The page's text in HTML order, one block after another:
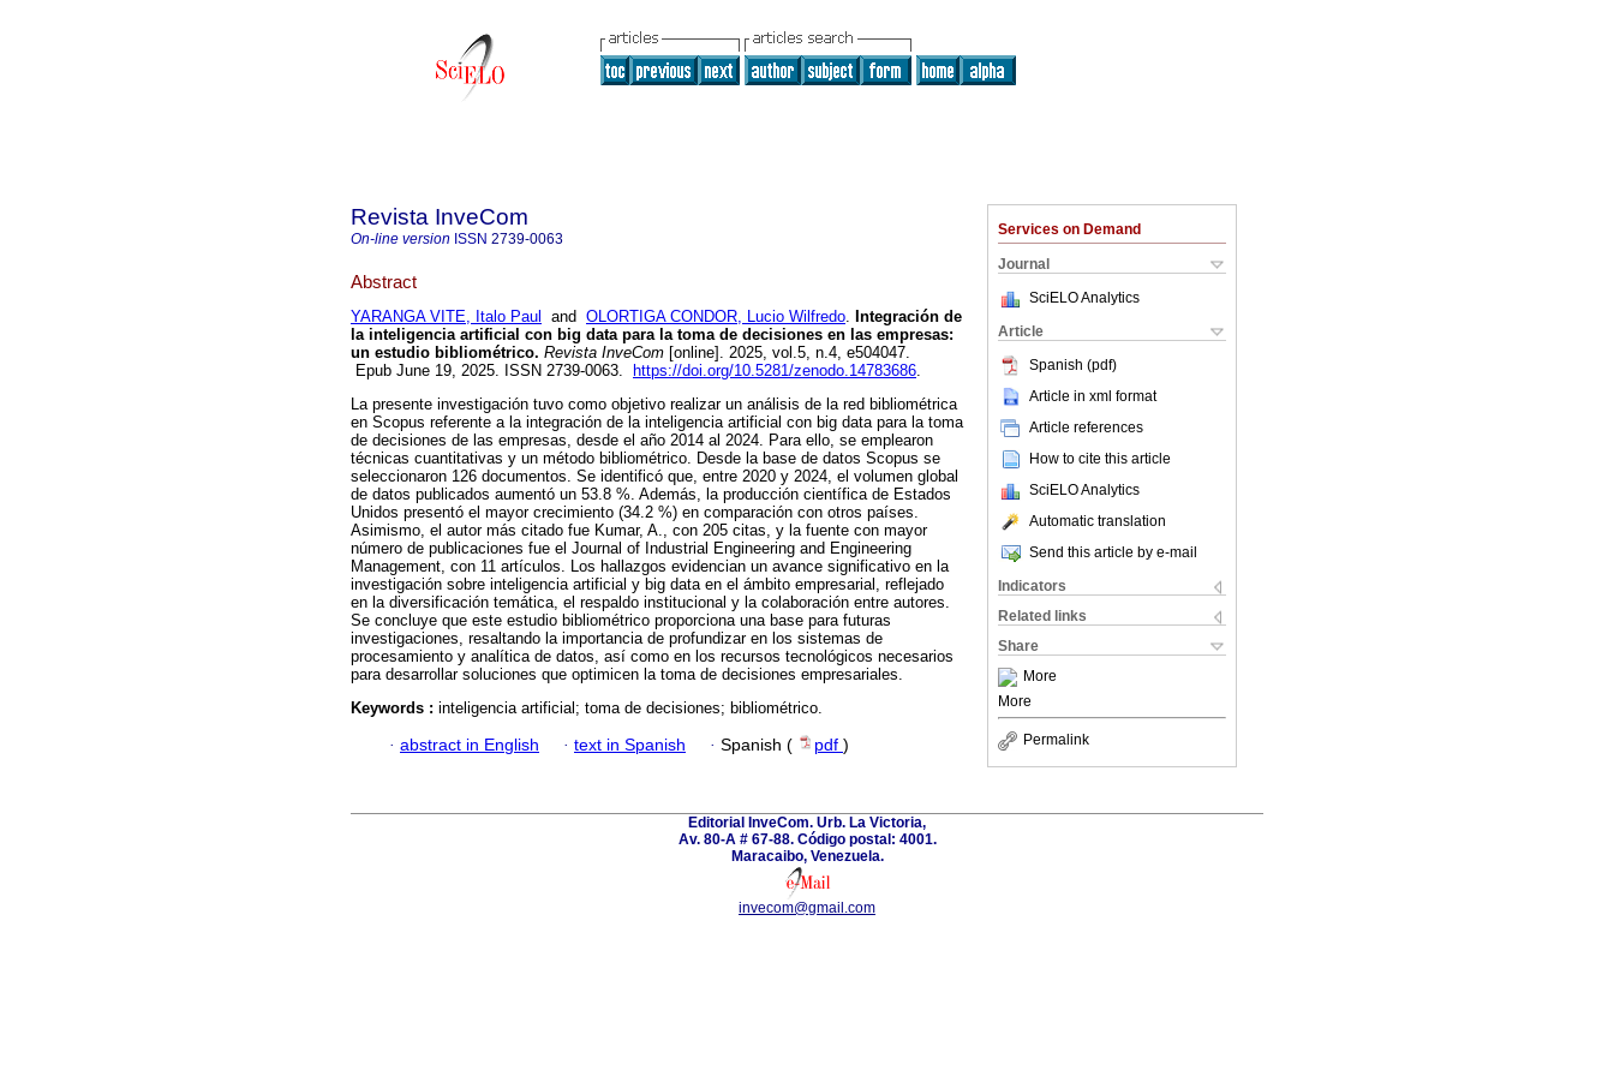
Services on Demand
Journal
SciELO Analytics
Article
Spanish (pdf)
Article in xml format
Article references
How to cite this article
SciELO Analytics
Automatic translation
Send this article by e-mail
Indicators
Related links
Share
More
More
Permalink
Revista InveCom
On-line version ISSN 2739-0063
Abstract
YARANGA VITE, Italo Paul and OLORTIGA CONDOR, Lucio Wilfredo. Integración de
la inteligencia artificial con big data para la toma de decisiones en las empresas:
un estudio bibliométrico. Revista InveCom [online]. 2025, vol.5, n.4, e504047.
Epub June 19, 2025. ISSN 2739-0063.
https://doi.org/10.5281/zenodo.14783686.
La presente investigación tuvo como objetivo realizar un análisis de la red bibliométrica
en Scopus referente a la integración de la inteligencia artificial con big data para la toma
de decisiones de las empresas, desde el año 2014 al 2024. Para ello, se emplearon
técnicas cuantitativas y un método bibliométrico. Desde la base de datos Scopus se
seleccionaron 126 documentos. Se identificó que, entre 2020 y 2024, el volumen global
de datos publicados aumentó un 53.8 %. Además, la producción científica de Estados
Unidos presentó el mayor crecimiento (34.2 %) en comparación con otros países.
Asimismo, el autor más citado fue Kumar, A., con 205 citas, y la fuente con mayor
número de publicaciones fue el Journal of Industrial Engineering and Engineering
Management, con 11 artículos. Los hallazgos evidencian un avance significativo en la
investigación sobre inteligencia artificial y big data en el ámbito empresarial, reflejado
en la diversificación temática, el respaldo institucional y la colaboración entre autores.
Se concluye que este estudio bibliométrico proporciona una base para futuras
investigaciones, resaltando la importancia de profundizar en los sistemas de
procesamiento y analítica de datos, así como en los recursos tecnológicos necesarios
para desarrollar soluciones que optimicen la toma de decisiones empresariales.
Keywords : inteligencia artificial; toma de decisiones; bibliométrico.
· abstract in English · text in Spanish · Spanish ( pdf )
Editorial InveCom. Urb. La Victoria,
Av. 80-A # 67-88. Código postal: 4001.
Maracaibo, Venezuela.
invecom@gmail.com